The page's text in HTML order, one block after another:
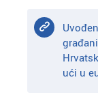
ući u